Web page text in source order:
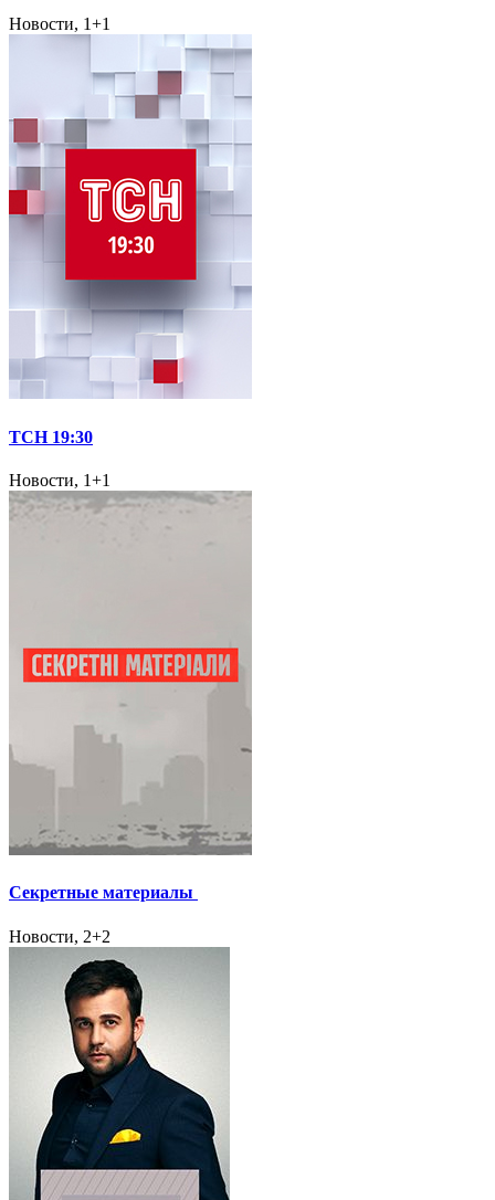
Новости, 1+1
ТСН 19:30
Новости, 1+1
Секретные материалы
Новости, 2+2